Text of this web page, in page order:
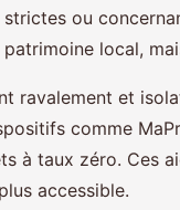
strictes ou
local,
ravalement et
comme
à taux zéro. Ces
accessible.